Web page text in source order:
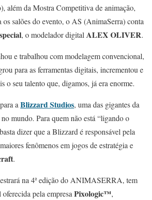
além da Mostra Competitiva de animação,
os salões do evento, o AS (AnimaSerra) conta
, o modelador digitalALEX OLIVER.
e trabalhou com modelagem convencional,
para as ferramentas digitais, incrementou e
o seu talento que, digamos, já era enorme.
aBlizzard Studios, uma das gigantes da
mundo. Para quem não está “ligando o
dizer que a Blizzard é responsável pela
fenômenos em jogos de estratégia e
.
na 4ª edição do ANIMASERRA, tem
pela empresaPixologic™,